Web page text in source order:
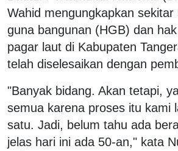
Wahid mengungkapkan
guna bangunan (HGB) dan
pagar laut di Kabupaten
telah diselesaikan dengan
"Banyak bidang. Akan tetapi,
semua karena proses itu kami
satu. Jadi, belum tahu ada
jelas hari ini ada 50-an," kata